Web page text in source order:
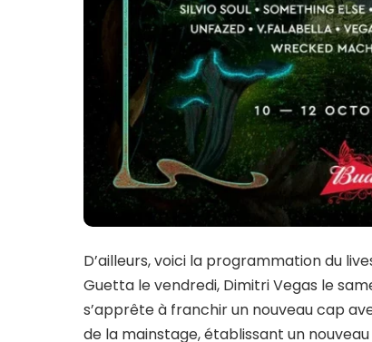
D’ailleurs, voici la programmation du
Guetta le vendredi, Dimitri Vegas le
s’apprête à franchir un nouveau cap
de la mainstage, établissant un